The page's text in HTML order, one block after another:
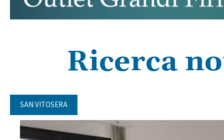
Ricerca
SAN VITOSERA